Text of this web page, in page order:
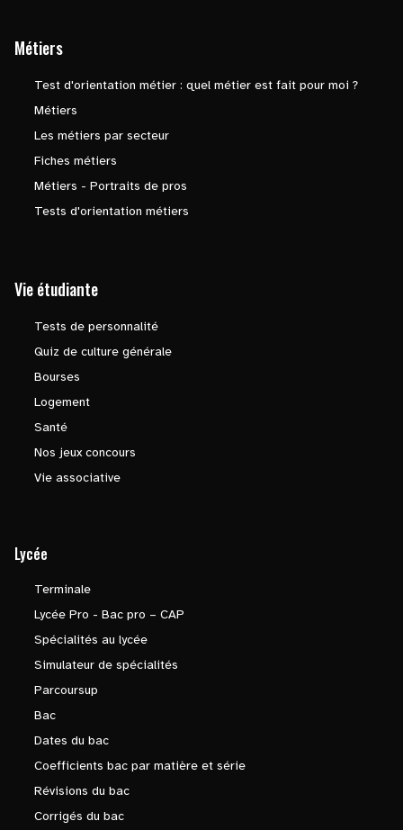
Métiers
Test d'orientation métier : quel métier est fait pour moi ?
Métiers
Les métiers par secteur
Fiches métiers
Métiers - Portraits de pros
Tests d'orientation métiers
Vie étudiante
Tests de personnalité
Quiz de culture générale
Bourses
Logement
Santé
Nos jeux concours
Vie associative
Lycée
Terminale
Lycée Pro - Bac pro – CAP
Spécialités au lycée
Simulateur de spécialités
Parcoursup
Bac
Dates du bac
Coefficients bac par matière et série
Révisions du bac
Corrigés du bac